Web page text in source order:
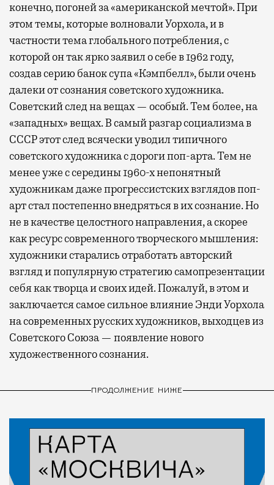
конечно, погоней за «американской мечтой». При
этом темы, которые волновали Уорхола, и в
частности тема глобального потребления, с
которой он так ярко заявил о себе в 1962 году,
создав серию банок супа «Кэмпбелл», были очень
далеки от сознания советского художника.
Советский след на вещах — особый. Тем более, на
«западных» вещах. В самый разгар социализма в
СССР этот след всячески уводил типичного
советского художника с дороги поп-арта. Тем не
менее уже с середины 1960-х непонятный
художникам даже прогрессистских взглядов поп-
арт стал постепенно внедряться в их сознание. Но
не в качестве целостного направления, а скорее
как ресурс современного творческого мышления:
художники старались отработать авторский
взгляд и популярную стратегию самопрезентации
себя как творца и своих идей. Пожалуй, в этом и
заключается самое сильное влияние Энди Уорхола
на современных русских художников, выходцев из
Советского Союза — появление нового
художественного сознания.
ПРОДОЛЖЕНИЕ НИЖЕ